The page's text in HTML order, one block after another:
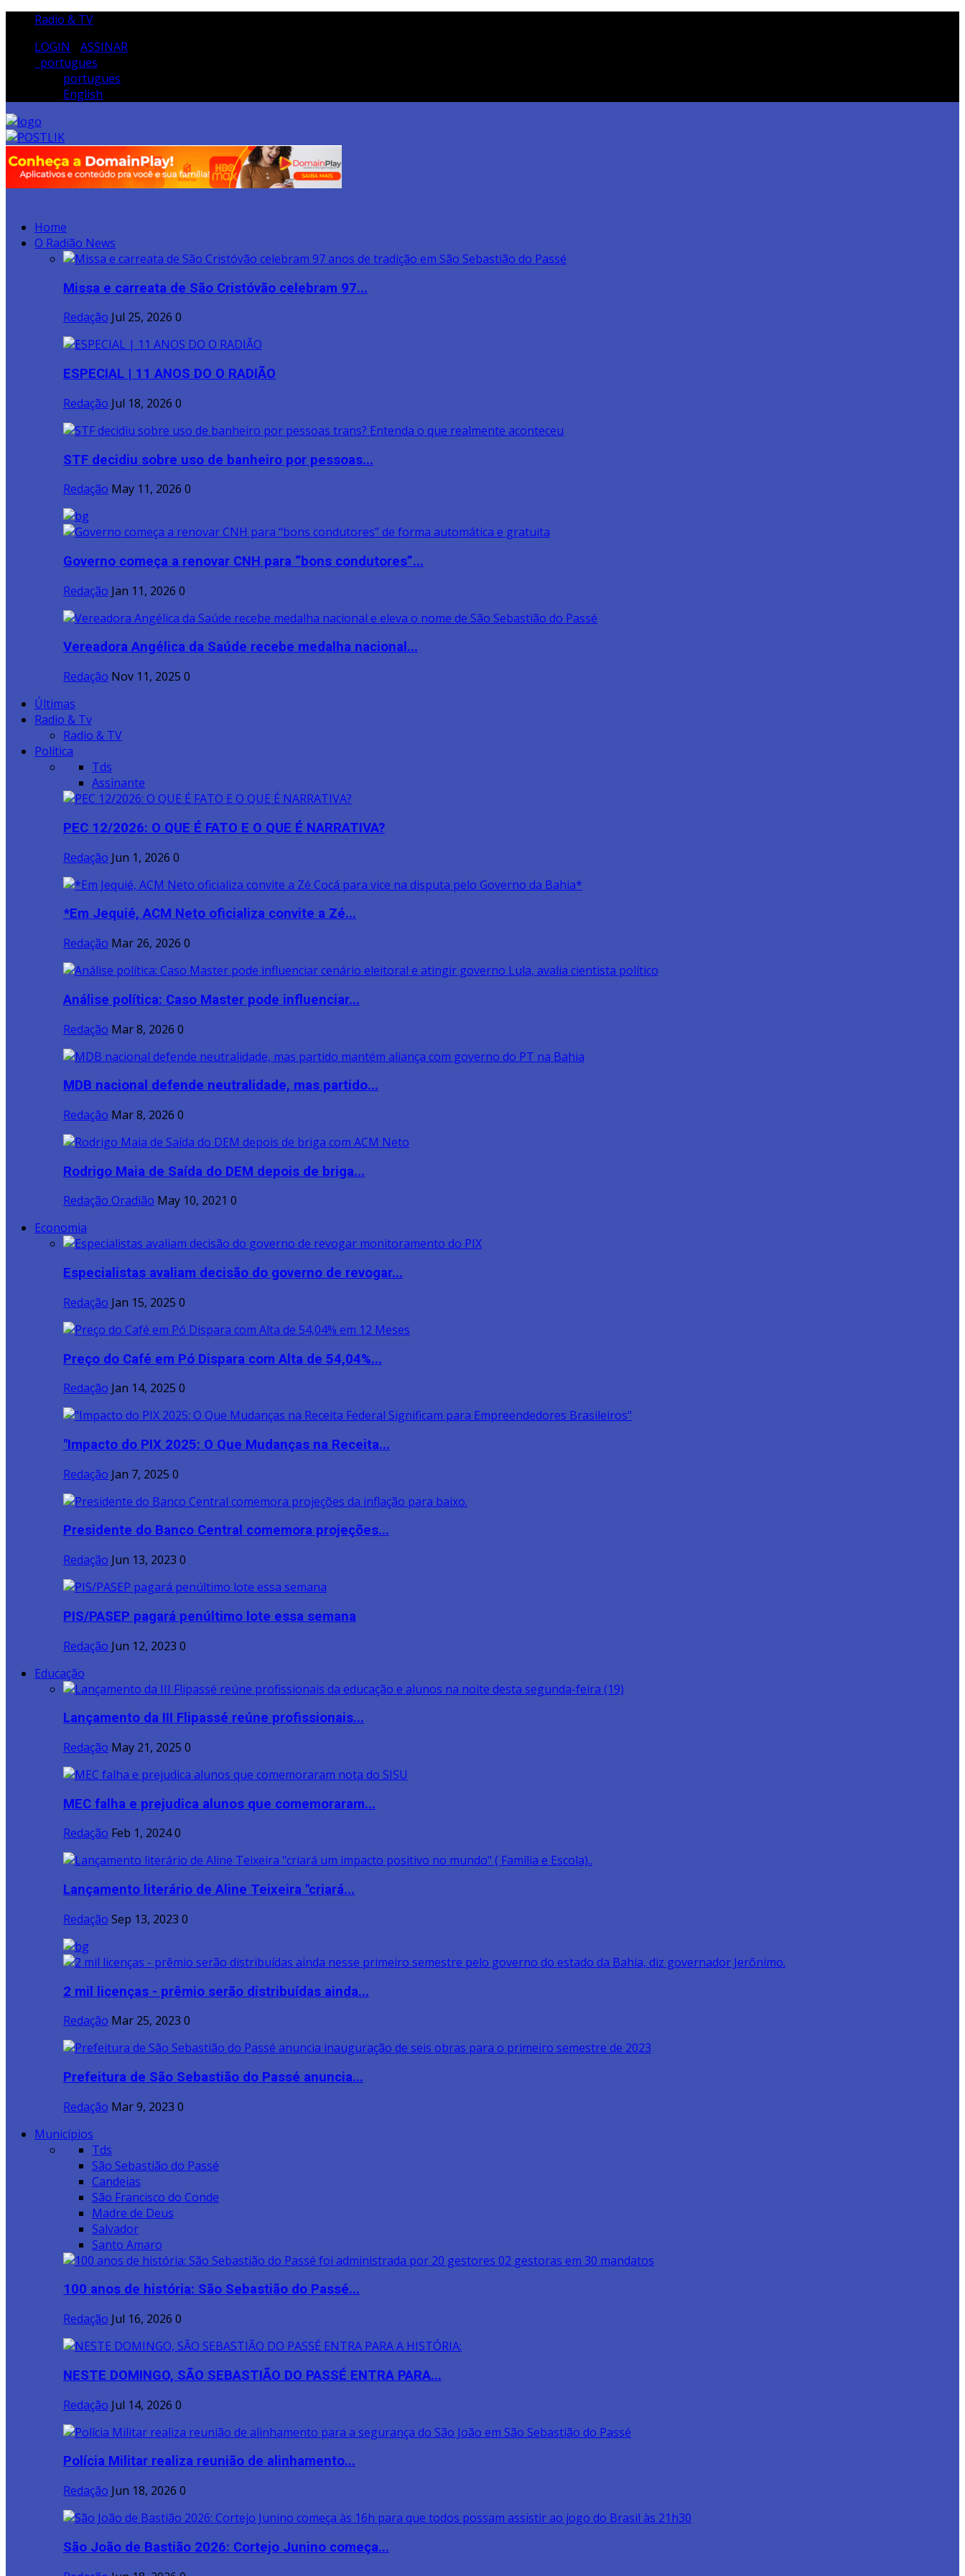
Radio & TV
LOGIN
ASSINAR
portugues
portugues
English
Home
O Radião News
Missa e carreata de São Cristóvão celebram 97...
Redação Jul 25, 2026 0
ESPECIAL | 11 ANOS DO O RADIÃO
Redação Jul 18, 2026 0
STF decidiu sobre uso de banheiro por pessoas...
Redação May 11, 2026 0
Governo começa a renovar CNH para “bons condutores”...
Redação Jan 11, 2026 0
Vereadora Angélica da Saúde recebe medalha nacional...
Redação Nov 11, 2025 0
Últimas
Radio & Tv
Radio & TV
Política
Tds
Assinante
PEC 12/2026: O QUE É FATO E O QUE É NARRATIVA?
Redação Jun 1, 2026 0
*Em Jequié, ACM Neto oficializa convite a Zé...
Redação Mar 26, 2026 0
Análise política: Caso Master pode influenciar...
Redação Mar 8, 2026 0
MDB nacional defende neutralidade, mas partido...
Redação Mar 8, 2026 0
Rodrigo Maia de Saída do DEM depois de briga...
Redação Oradião May 10, 2021 0
Economia
Especialistas avaliam decisão do governo de revogar...
Redação Jan 15, 2025 0
Preço do Café em Pó Dispara com Alta de 54,04%...
Redação Jan 14, 2025 0
"Impacto do PIX 2025: O Que Mudanças na Receita...
Redação Jan 7, 2025 0
Presidente do Banco Central comemora projeções...
Redação Jun 13, 2023 0
PIS/PASEP pagará penúltimo lote essa semana
Redação Jun 12, 2023 0
Educação
Lançamento da III Flipassé reúne profissionais...
Redação May 21, 2025 0
MEC falha e prejudica alunos que comemoraram...
Redação Feb 1, 20240
Lançamento literário de Aline Teixeira "criará...
Redação Sep 13, 2023 0
2 mil licenças - prêmio serão distribuídas ainda...
Redação Mar 25, 2023 0
Prefeitura de São Sebastião do Passé anuncia...
Redação Mar 9, 2023 0
Municípios
Tds
São Sebastião do Passé
Candeias
São Francisco do Conde
Madre de Deus
Salvador
Santo Amaro
100 anos de história: São Sebastião do Passé...
Redação Jul 16, 2026 0
NESTE DOMINGO, SÃO SEBASTIÃO DO PASSÉ ENTRA PARA...
Redação Jul 14, 2026 0
Polícia Militar realiza reunião de alinhamento...
Redação Jun 18, 2026 0
São João de Bastião 2026: Cortejo Junino começa...